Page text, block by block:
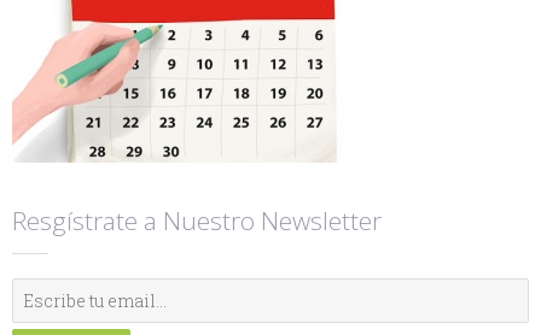
Resgístrate a Nuestro Newsletter